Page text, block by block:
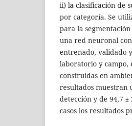
ii) la clasificación de
por categoría. Se
para la
una red neuronal
entrenado, validado
laboratorio y campo,
construidas en
resultados muestran
detección y de 94,7
casos los resultados